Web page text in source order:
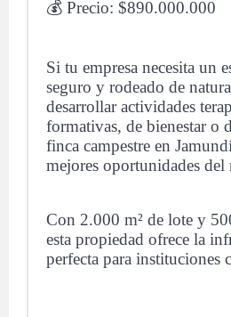
💰 Precio: $890.000.000
Si tu empresa necesita un
seguro y rodeado de
desarrollar actividades
formativas, de bienestar o
finca campestre en
mejores oportunidades del
Con 2.000 m² de lote y
esta propiedad ofrece la
perfecta para instituciones